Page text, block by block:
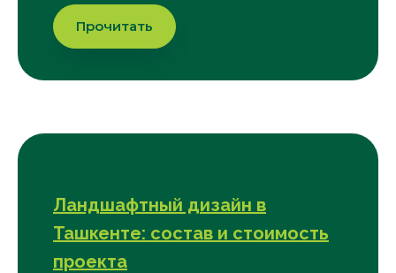
Прочитать
Ландшафтный дизайн в
Ташкенте: состав и стоимость
проекта